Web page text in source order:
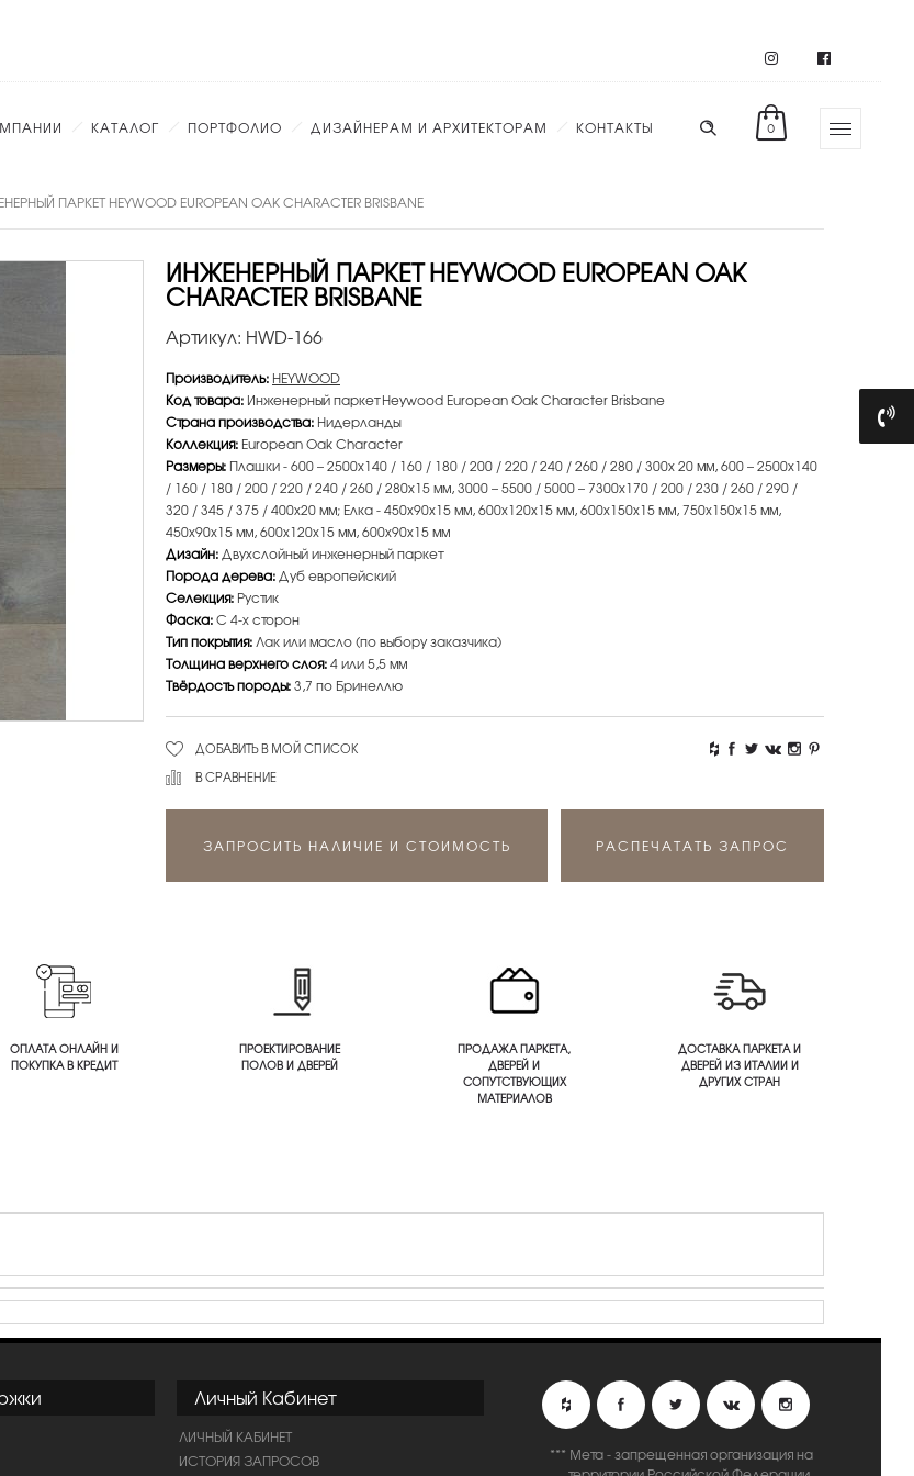
0
КАТАЛОГ ПОРТФОЛИО ДИЗАЙНЕРАМ И АРХИТЕКТОРАМ КОНТАКТЫ
ПАРКЕТ HEYWOOD EUROPEAN OAK CHARACTER BRISBANE
ИНЖЕНЕРНЫЙ ПАРКЕТ HEYWOOD EUROPEAN OAK
CHARACTER BRISBANE
Артикул: HWD-166
Производитель: HEYWOOD
Код товара: Инженерный паркет Heywood European Oak Character Brisbane
Страна производства: Нидерланды
Коллекция: European Oak Character
Размеры: Плашки - 600 – 2500х140 / 160 / 180 / 200 / 220 / 240 / 260 / 280 / 300х 20 мм, 600 – 2500х140
/ 160 / 180 / 200 / 220 / 240 / 260 / 280х15 мм, 3000 – 5500 / 5000 – 7300х170 / 200 / 230 / 260 / 290 /
320 / 345 / 375 / 400х20 мм; Елка - 450х90х15 мм, 600х120х15 мм, 600х150х15 мм, 750х150х15 мм,
450х90х15 мм, 600х120х15 мм, 600х90х15 мм
Дизайн:Двухслойный инженерный паркет
Порода дерева:Дуб европейский
Селекция: Рустик
Фаска:С 4-х сторон
Тип покрытия:Лак или масло (по выбору заказчика)
Толщина верхнего слоя:4 или 5,5 мм
Твёрдость породы:3,7 по Бринеллю
ДОБАВИТЬ В МОЙ СПИСОК
В СРАВНЕНИЕ
ЗАПРОСИТЬ НАЛИЧИЕ И СТОИМОСТЬ РАСПЕЧАТАТЬ ЗАПРОС
ОПЛАТА ОНЛАЙН И
ПОКУПКА В КРЕДИТ
ПРОЕКТИРОВАНИЕ
ПОЛОВ И ДВЕРЕЙ
ПРОДАЖА ПАРКЕТА,
ДВЕРЕЙ И
СОПУТСТВУЮЩИХ
МАТЕРИАЛОВ
ДОСТАВКА ПАРКЕТА И
ДВЕРЕЙ ИЗ ИТАЛИИ И
ДРУГИХ СТРАН
Личный Кабинет
ЛИЧНЫЙ КАБИНЕТ
ИСТОРИЯ ЗАПРОСОВ
*** Мета - запрещенная организация на